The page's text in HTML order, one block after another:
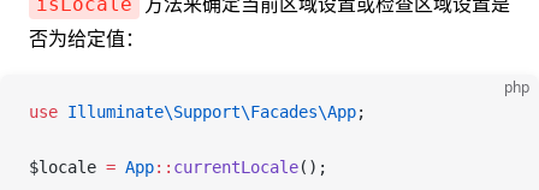
否为给定值：
php
use Illuminate\Support\Facades\App;
$locale = App:: currentLocale();